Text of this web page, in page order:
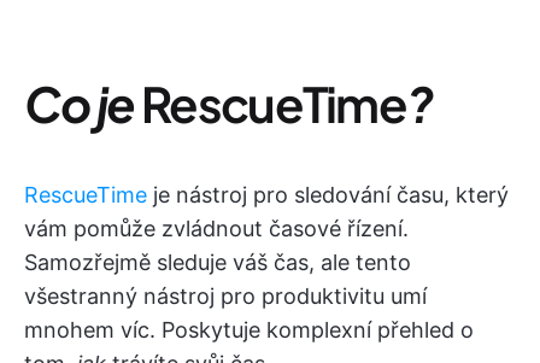
Co jeRescueTime?
RescueTime je nástroj pro sledování času, který
vám pomůže zvládnout časové řízení.
Samozřejmě sleduje váš čas, ale tento
všestranný nástroj pro produktivitu umí
mnohem víc. Poskytuje komplexní přehled o